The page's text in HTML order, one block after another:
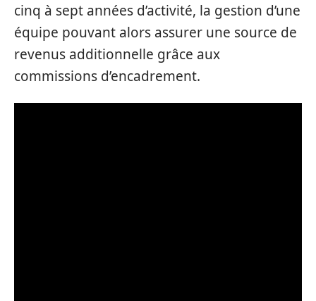
cinq à sept années d’activité, la gestion d’une
équipe pouvant alors assurer une source de
revenus additionnelle grâce aux
commissions d’encadrement.